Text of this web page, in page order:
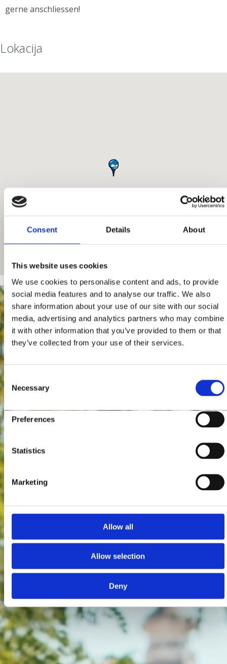
Consent Details About
This website uses cookies
We use cookies to personalise content and ads, to provide
social media features and to analyse our traffic. We also
share information about your use of our site with our social
media, advertising and analytics partners who may combine
it with other information that you’ve provided to them or that
they’ve collected from your use of their services.
Consent
Selection
Necessary
Preferences
Statistics
Marketing
Allow all
Allow selection
Deny
gerne anschliessen!
Lokacija